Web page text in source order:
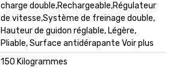
charge double,Rechargeable,Régulateur
de vitesse,Système de freinage double,
Hauteur de guidon réglable, Légère,
Pliable, Surface antidérapante Voir plus
150 Kilogrammes